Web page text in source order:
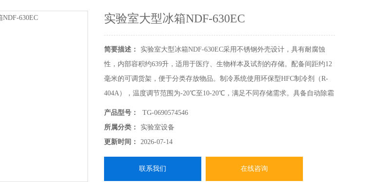
实验室大型冰箱NDF-630EC
简要描述：
实验室大型冰箱NDF-630EC采用不锈钢外壳设计，具有耐腐蚀
性，内部容积约639升，适用于医疗、生物样本及试剂的存储。配备间距约12
毫米的可调货架，便于分类存放物品。制冷系统使用环保型HFC制冷剂（R-
404A），温度调节范围为-20℃至10-20℃，满足不同存储需求。具备自动除霜
功能，额定功率为冷却213W、除霜403W，电源规格为交流100V 50/60Hz
15A。整机尺寸750×800×
产品型号：
TG-0690574546
所属分类：
实验室设备
更新时间：
2026-07-14
联系我们 在线咨询